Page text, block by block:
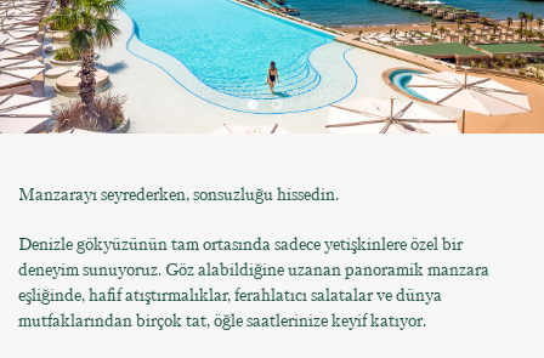
Manzarayı seyrederken, sonsuzluğu hissedin.
Denizle gökyüzünün tam ortasında sadece yetişkinlere özel bir
deneyim sunuyoruz. Göz alabildiğine uzanan panoramik manzara
eşliğinde, hafif atıştırmalıklar, ferahlatıcı salatalar ve dünya
mutfaklarından birçok tat, öğle saatlerinize keyif katıyor.